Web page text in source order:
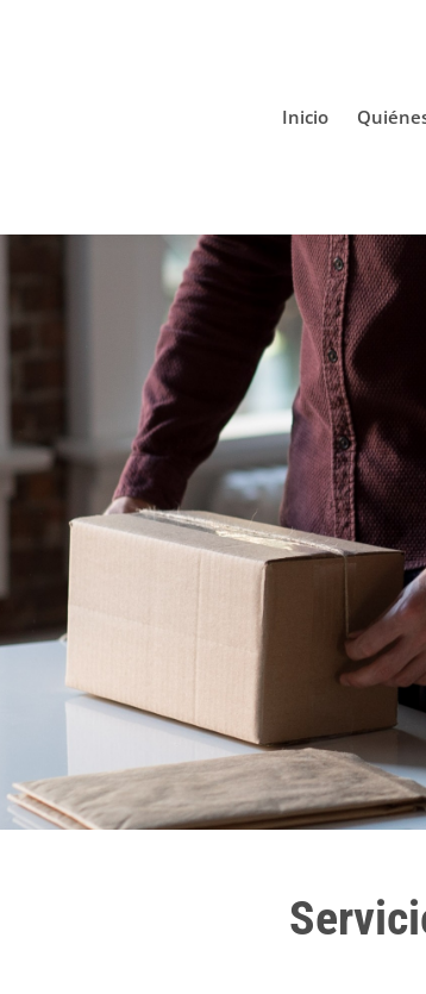
Inicio